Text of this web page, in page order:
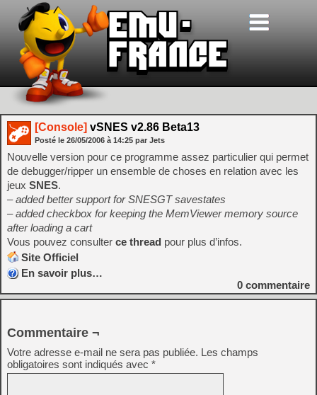
[Console] vSNES v2.86 Beta13
Posté le 26/05/2006 à 14:25 par Jets
Nouvelle version pour ce programme assez particulier qui permet
de debugger/ripper un ensemble de choses en relation avec les
jeux SNES.
– added better support for SNESGT savestates
– added checkbox for keeping the MemViewer memory source
after loading a cart
Vous pouvez consulter ce thread pour plus d’infos.
Site Officiel
En savoir plus…
0 commentaire
Commentaire ¬
Votre adresse e-mail ne sera pas publiée. Les champs
obligatoires sont indiqués avec *